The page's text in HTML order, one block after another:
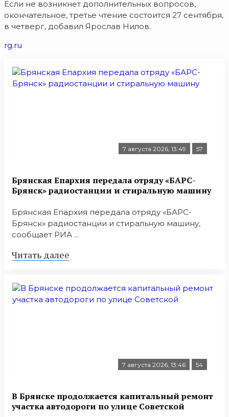
Если не возникнет дополнительных вопросов,
окончательное, третье чтение состоится 27 сентября,
в четверг, добавил Ярослав Нилов.
rg.ru
7 августа 2026, 13:49 57
Брянская Епархия передала отряду «БАРС-
Брянск» радиостанции и стиральную машину
Брянская Епархия передала отряду «БАРС-
Брянск» радиостанции и стиральную машину,
сообщает РИА ...
Читать далее
7 августа 2026, 13:46 54
В Брянске продолжается капитальный ремонт
участка автодороги по улице Советской